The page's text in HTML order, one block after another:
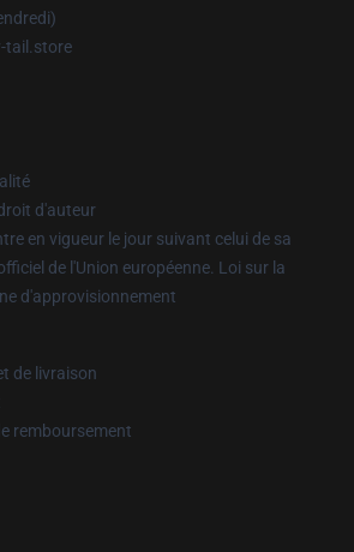
tail.store
d'auteur
en vigueur le jour suivant celui de sa
de l'Union européenne. Loi sur la
d'approvisionnement
de livraison
remboursement